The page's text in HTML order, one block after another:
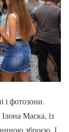
і фотозони.
Маска, із
зброєю. І